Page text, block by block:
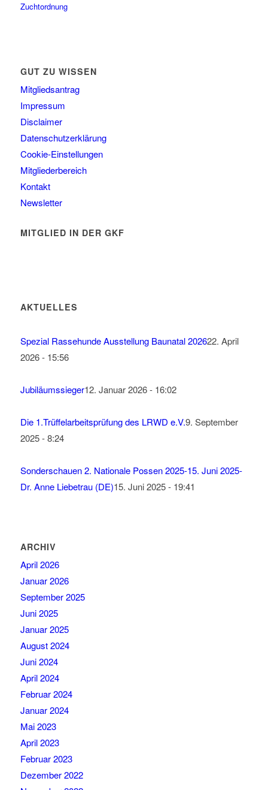
Zuchtordnung
GUT ZU WISSEN
Mitgliedsantrag
Impressum
Disclaimer
Datenschutzerklärung
Cookie-Einstellungen
Mitgliederbereich
Kontakt
Newsletter
MITGLIED IN DER GKF
AKTUELLES
Spezial Rassehunde Ausstellung Baunatal 202622. April
2026 - 15:56
Jubiläumssieger12. Januar 2026 - 16:02
Die 1.Trüffelarbeitsprüfung des LRWD e.V.9. September
2025 - 8:24
Sonderschauen 2. Nationale Possen 2025-15. Juni 2025-
Dr. Anne Liebetrau (DE)15. Juni 2025 - 19:41
ARCHIV
April 2026
Januar 2026
September 2025
Juni 2025
Januar 2025
August 2024
Juni 2024
April 2024
Februar 2024
Januar 2024
Mai 2023
April 2023
Februar 2023
Dezember 2022